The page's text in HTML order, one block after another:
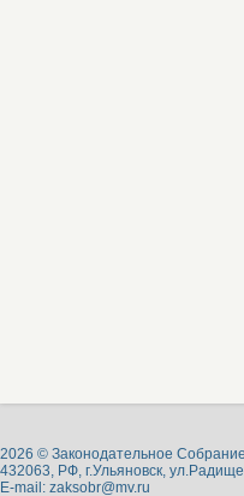
2026 © Законодательное
432063, РФ, г.Ульяновск,
E-mail: zaksobr@mv.ru